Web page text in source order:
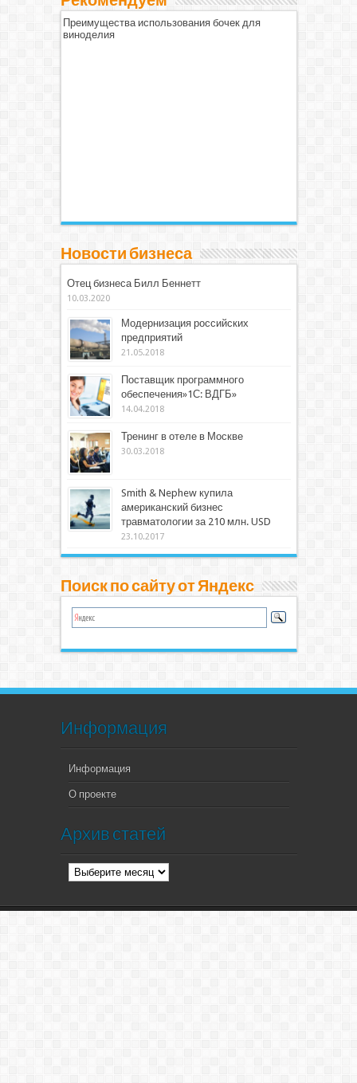
Преимущества использования бочек для
виноделия
Новости бизнеса
Отец бизнеса Билл Беннетт
10.03.2020
Модернизация российских
предприятий
21.05.2018
Поставщик программного
обеспечения»1С: ВДГБ»
14.04.2018
Тренинг в отеле в Москве
30.03.2018
Smith & Nephew купила
американский бизнес
травматологии за 210 млн. USD
23.10.2017
Поиск по сайту от Яндекс
Информация
Информация
О проекте
Архив статей
Архив
статей